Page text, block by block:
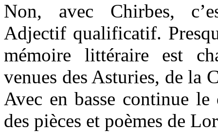
Non, avec Chirbes,
Adjectif qualificatif.
mémoire littéraire est
venues des Asturies, de la
Avec en basse continue
des pièces et poèmes de